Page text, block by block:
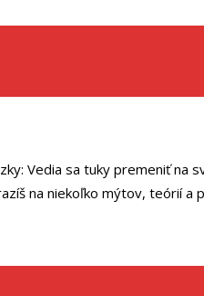
Vedia sa tuky premeniť na
na niekoľko mýtov,